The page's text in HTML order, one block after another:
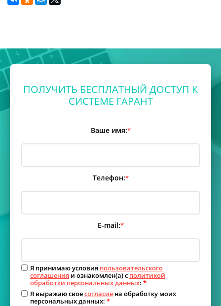
ПОЛУЧИТЬ БЕСПЛАТНЫЙ ДОСТУП К
СИСТЕМЕ ГАРАНТ
Ваше имя:*
Телефон:*
E-mail:*
Я принимаю условия пользовательского
соглашения и ознакомлен(а) с политикой
обработки персональных данных: *
Я выражаю своесогласие на обработку моих
персональных данных: *